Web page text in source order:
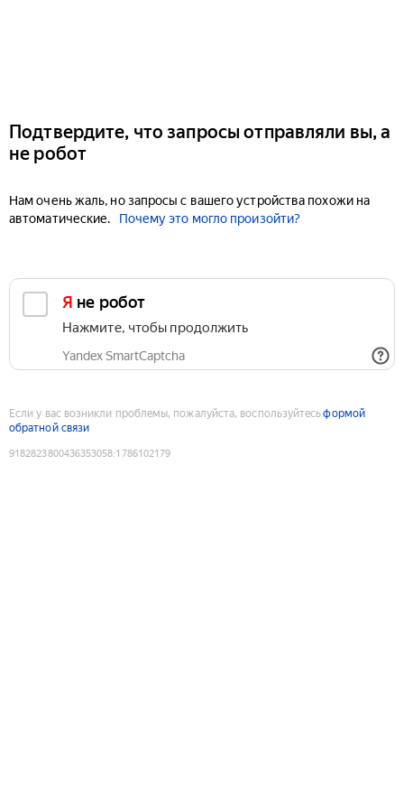
Подтвердите, что запросы отправляли вы, а
не робот
Нам очень жаль, но запросы с вашего устройства похожи на
автоматические.
Почему это могло произойти?
Я не робот
Нажмите, чтобы продолжить
Yandex SmartCaptcha
Если у вас возникли проблемы, пожалуйста, воспользуйтесьформой
обратной связи
9182823800436353058:1786102179